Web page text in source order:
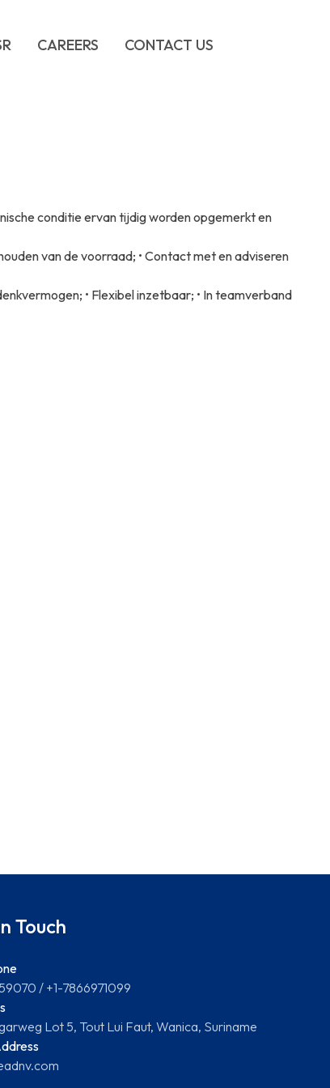
Conditions
CAREERS CONTACT US
conditie ervan tijdig worden opgemerkt en
van de voorraad; • Contact met en adviseren
• Flexibel inzetbaar; • In teamverband
Touch
/ +1-7866971099
Lot 5, Tout Lui Faut, Wanica, Suriname